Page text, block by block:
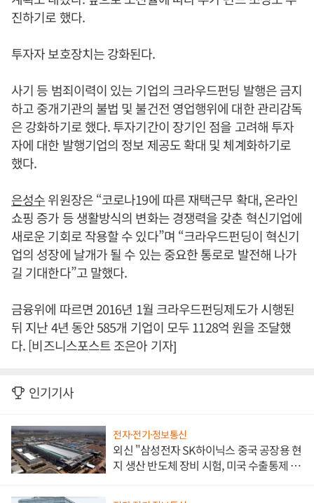
진하기로 했다.
투자자 보호장치는 강화된다.
사기 등 범죄이력이 있는 기업의 크라우드펀딩 발행은 금지
하고 중개기관의 불법 및 불건전 영업행위에 대한 관리감독
은 강화하기로 했다. 투자기간이 장기인 점을 고려해 투자
자에 대한 발행기업의 정보 제공도 확대 및 체계화하기로
했다.
은성수위원장은 “코로나19에 따른 재택근무 확대, 온라인
쇼핑 증가 등 생활방식의 변화는 경쟁력을 갖춘 혁신기업에
새로운 기회로 작용할 수 있다”며 “크라우드펀딩이 혁신기
업의 성장에 날개가 될 수 있는 중요한 통로로 발전해 나가
길 기대한다”고 말했다.
금융위에 따르면 2016년 1월 크라우드펀딩제도가 시행된
뒤 지난 4년 동안 585개 기업이 모두 1128억 원을 조달했
다. [비즈니스포스트 조은아 기자]
인기기사
전자·전기·정보통신
외신 "삼성전자 SK하이닉스 중국 공장용 현
지 생산 반도체 장비 시험, 미국 수출통제 대